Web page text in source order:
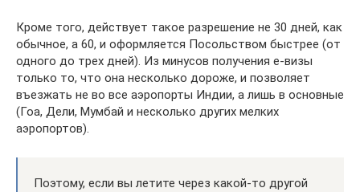
Кроме того, действует такое разрешение не 30 дней, как
обычное, а 60, и оформляется Посольством быстрее (от
одного до трех дней). Из минусов получения е-визы
только то, что она несколько дороже, и позволяет
въезжать не во все аэропорты Индии, а лишь в основные
(Гоа, Дели, Мумбай и несколько других мелких
аэропортов).
Поэтому, если вы летите через какой-то другой